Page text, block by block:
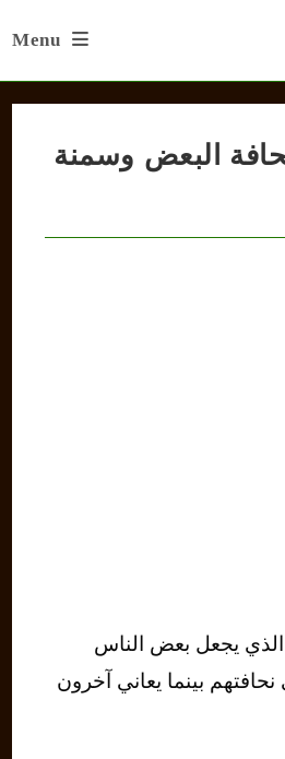
Menu
البعض وسمنة
الذي يجعل بعض الناس
بينما يعاني آخرون